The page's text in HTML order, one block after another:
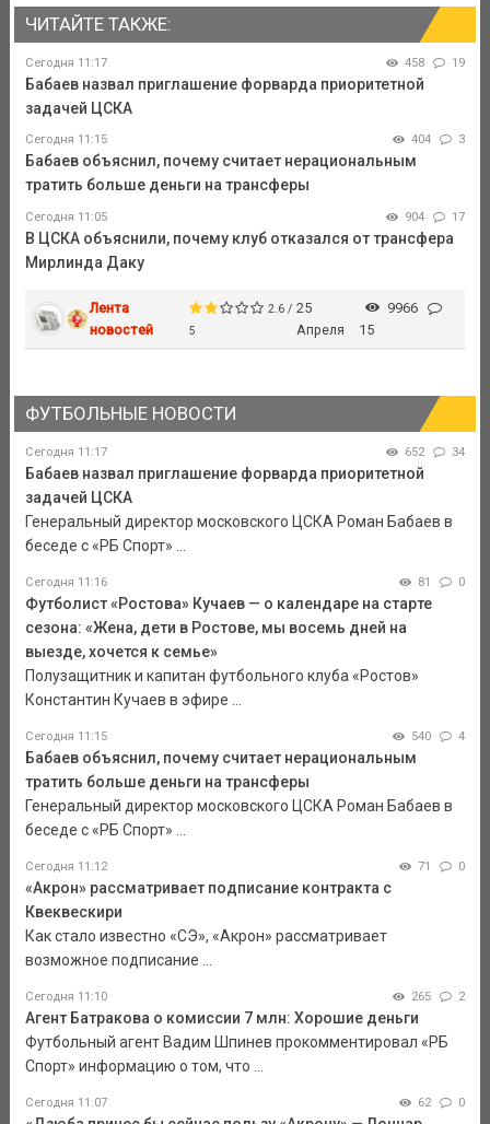
ЧИТАЙТЕ ТАКЖЕ:
Сегодня 11:17 458 19
Бабаев назвал приглашение форварда приоритетной
задачей ЦСКА
Сегодня 11:15 404 3
Бабаев объяснил, почему считает нерациональным
тратить больше деньги на трансферы
Сегодня 11:05 904 17
В ЦСКА объяснили, почему клуб отказался от трансфера
Мирлинда Даку
Лента
новостей
2.6 /
5
25
Апреля
9966
15
ФУТБОЛЬНЫЕ НОВОСТИ
Сегодня 11:17 652 34
Бабаев назвал приглашение форварда приоритетной
задачей ЦСКА
Генеральный директор московского ЦСКА Роман Бабаев в
беседе с «РБ Спорт» ...
Сегодня 11:16 81 0
Футболист «Ростова» Кучаев — о календаре на старте
сезона: «Жена, дети в Ростове, мы восемь дней на
выезде, хочется к семье»
Полузащитник и капитан футбольного клуба «Ростов»
Константин Кучаев в эфире ...
Сегодня 11:15 540 4
Бабаев объяснил, почему считает нерациональным
тратить больше деньги на трансферы
Генеральный директор московского ЦСКА Роман Бабаев в
беседе с «РБ Спорт» ...
Сегодня 11:12 71 0
«Акрон» рассматривает подписание контракта с
Квеквескири
Как стало известно «СЭ», «Акрон» рассматривает
возможное подписание ...
Сегодня 11:10 265 2
Агент Батракова о комиссии 7 млн: Хорошие деньги
Футбольный агент Вадим Шпинев прокомментировал «РБ
Спорт» информацию о том, что ...
Сегодня 11:07 62 0